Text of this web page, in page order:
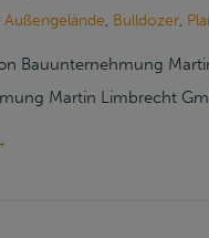
Außengelände, Bulldozer,
Bauunternehmung
Martin Limbrecht